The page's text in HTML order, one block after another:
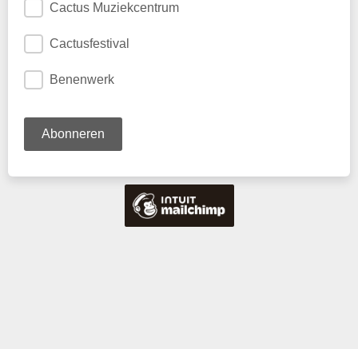
Cactus Muziekcentrum
Cactusfestival
Benenwerk